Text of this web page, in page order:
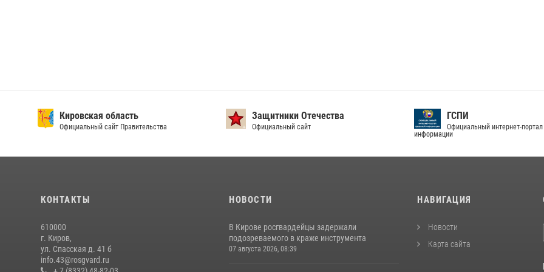
Кировская область
Официальный сайт Правительства
Защитники Отечества
Официальный сайт
ГСПИ
Официальный интернет-
информации
КОНТАКТЫ
610000
г. Киров,
ул. Спасская д. 41 б
info.43@rosgvard.ru
НОВОСТИ
В Кирове росгвардейцы задержали
подозреваемого в краже инструмента
07 августа 2026, 08:39
НАВИГАЦИЯ
Новости
Карта сайта